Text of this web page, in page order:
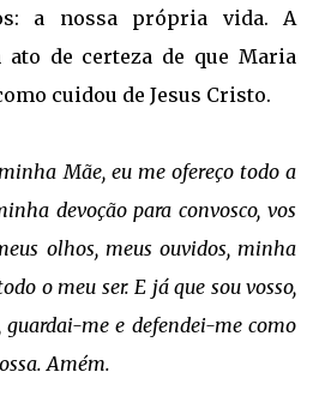
a nossa própria vida. A
ato de certeza de que Maria
cuidou de Jesus Cristo.
Mãe, eu me ofereço todo a
devoção para convosco, vos
olhos, meus ouvidos, minha
o meu ser. E já que sou vosso,
me e defendei-me como
Amém.